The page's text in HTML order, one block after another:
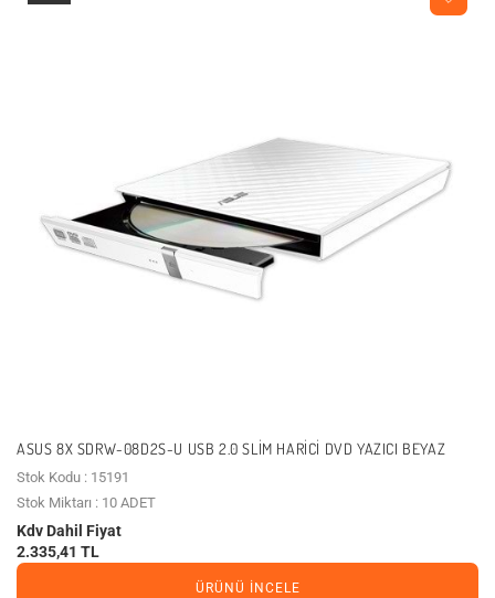
ASUS 8X SDRW-08D2S-U USB 2.0 SLIM HARICI DVD YAZICI BEYAZ
Stok Kodu : 15191
Stok Miktarı : 10 ADET
Kdv Dahil Fiyat
2.335,41 TL
ÜRÜNÜ İNCELE